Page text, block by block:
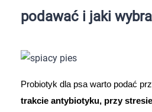
Dziecko
podawać i jaki
Probiotyk dla psa warto podać
trakcie antybiotyku, przy